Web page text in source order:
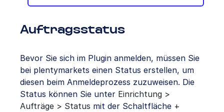
Auftragsstatus
Bevor Sie sich im Plugin anmelden, müssen Sie
bei plentymarkets einen Status erstellen, um
diesen beim Anmeldeprozess zuzuweisen. Die
Status können Sie unter Einrichtung >
Aufträge > Status mit der Schaltfläche +